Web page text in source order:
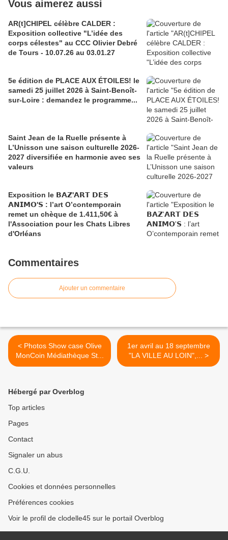
Vous aimerez aussi
AR(t]CHIPEL célèbre CALDER :
Exposition collective "L’idée des
corps célestes" au CCC Olivier Debré
de Tours - 10.07.26 au 03.01.27
5e édition de PLACE AUX ÉTOILES! le
samedi 25 juillet 2026 à Saint-Benoît-
sur-Loire : demandez le programme...
Saint Jean de la Ruelle présente à
L’Unisson une saison culturelle 2026-
2027 diversifiée en harmonie avec ses
valeurs
Exposition le 𝗕𝗔𝗭'𝗔𝗥𝗧 𝗗𝗘𝗦
𝗔𝗡𝗜𝗠𝗢'𝗦 : l’art O’contemporain
remet un chèque de 1.411,50€ à
l'Association pour les Chats Libres
d'Orléans
Commentaires
Ajouter un commentaire
< Photos Show case Olive
MonCoin Médiathèque St...
1er avril au 18 septembre
"LA VILLE AU LOIN",... >
Hébergé par Overblog
Top articles
Pages
Contact
Signaler un abus
C.G.U.
Cookies et données personnelles
Préférences cookies
Voir le profil de clodelle45 sur le portail Overblog